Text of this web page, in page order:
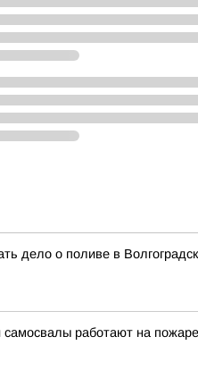
дело о поливе в
самосвалы работают на